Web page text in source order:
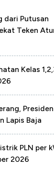
dari Putusan
Teken
Kelas
Presiden
Lapis Baja
PLN per
2026